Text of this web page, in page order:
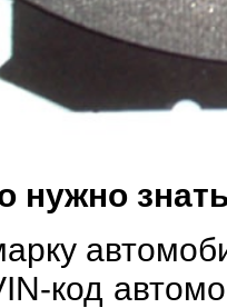
нужно
код